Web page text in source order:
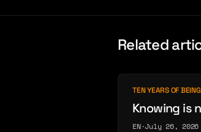
Related
TEN YEARS OF
Knowing is
EN·July 26, 2026